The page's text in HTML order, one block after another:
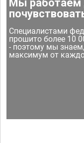
Мы работаем
Специалистами
прошито более 10
- поэтому мы
максимум от